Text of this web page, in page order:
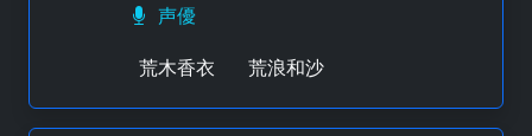
声優
荒木香衣
荒浪和沙